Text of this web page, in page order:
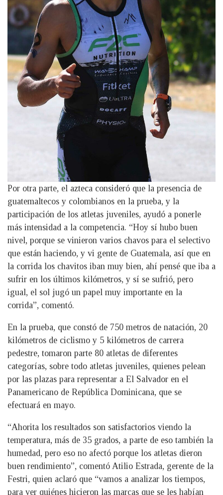
Por otra parte, el azteca consideró que la presencia de
guatemaltecos y colombianos en la prueba, y la
participación de los atletas juveniles, ayudó a ponerle
más intensidad a la competencia. “Hoy sí hubo buen
nivel, porque se vinieron varios chavos para el selectivo
que están haciendo, y vi gente de Guatemala, así que en
la corrida los chavitos iban muy bien, ahí pensé que iba a
sufrir en los últimos kilómetros, y sí se sufrió, pero
igual, el sol jugó un papel muy importante en la
corrida”, comentó.
En la prueba, que constó de 750 metros de natación, 20
kilómetros de ciclismo y 5 kilómetros de carrera
pedestre, tomaron parte 80 atletas de diferentes
categorías, sobre todo atletas juveniles, quienes pelean
por las plazas para representar a El Salvador en el
Panamericano de República Dominicana, que se
efectuará en mayo.
“Ahorita los resultados son satisfactorios viendo la
temperatura, más de 35 grados, a parte de eso también la
humedad, pero eso no afectó porque los atletas dieron
buen rendimiento”, comentó Atilio Estrada, gerente de la
Festri, quien aclaró que “vamos a analizar los tiempos,
para ver quiénes hicieron las marcas que se les habían